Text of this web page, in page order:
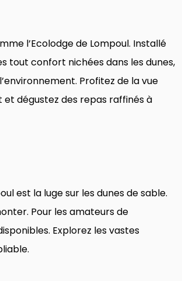
l’Ecolodge de Lompoul. Installé
confort nichées dans les dunes,
Profitez de la vue
dégustez des repas raffinés à
est la luge sur les dunes de sable.
Pour les amateurs de
Explorez les vastes